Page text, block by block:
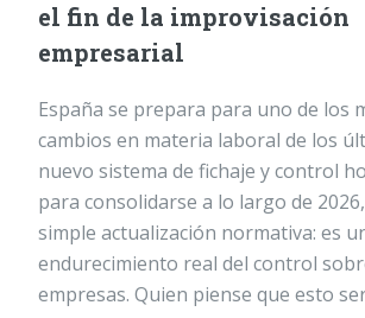
el fin de la improvisación
empresarial
España se prepara para uno de los
cambios en materia laboral de los
nuevo sistema de fichaje y control
para consolidarse a lo largo de
simple actualización normativa: es
endurecimiento real del control
empresas. Quien piense que esto